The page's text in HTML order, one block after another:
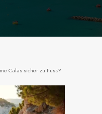
Calas sicher zu Fuss?